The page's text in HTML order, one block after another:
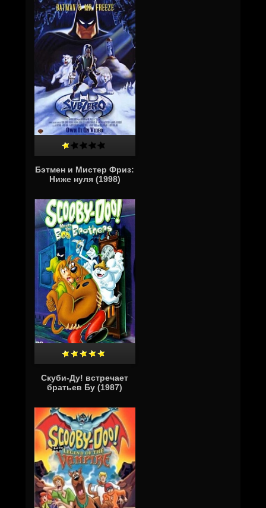
Бэтмен и Мистер Фриз:
Ниже нуля (1998)
Скуби-Ду! встречает
братьев Бу (1987)